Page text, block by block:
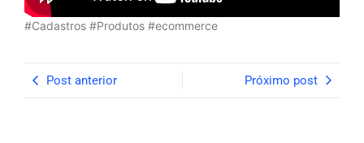
#Cadastros #Produtos #ecommerce
Post anterior Próximo post